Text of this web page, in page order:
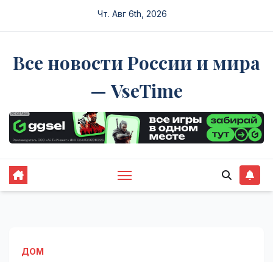
Чт. Авг 6th, 2026
Все новости России и мира
— VseTime
ДОМ